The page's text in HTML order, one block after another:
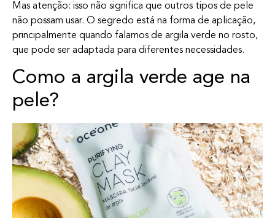
Mas atenção: isso não significa que outros tipos de pele
não possam usar. O segredo está na forma de aplicação,
principalmente quando falamos de argila verde no rosto,
que pode ser adaptada para diferentes necessidades.
Como a argila verde age na
pele?